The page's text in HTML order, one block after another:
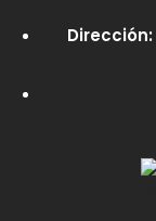
Dirección: